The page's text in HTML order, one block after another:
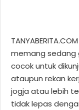
memang sedang
cocok untuk
ataupun rekan
jogja atau lebih
tidak lepas